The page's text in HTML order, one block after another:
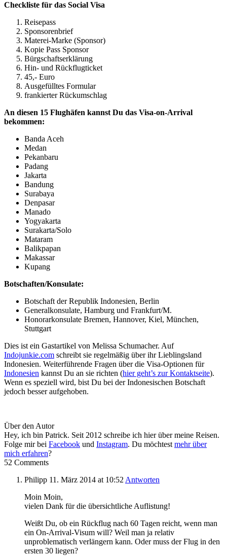
Checkliste für das Social Visa
Reisepass
Sponsorenbrief
Materei-Marke (Sponsor)
Kopie Pass Sponsor
Bürgschaftserklärung
Hin- und Rückflugticket
45,- Euro
Ausgefülltes Formular
frankierter Rückumschlag
An diesen 15 Flughäfen kannst Du das Visa-on-Arrival
bekommen:
Banda Aceh
Medan
Pekanbaru
Padang
Jakarta
Bandung
Surabaya
Denpasar
Manado
Yogyakarta
Surakarta/Solo
Mataram
Balikpapan
Makassar
Kupang
Botschaften/Konsulate:
Botschaft der Republik Indonesien, Berlin
Generalkonsulate, Hamburg und Frankfurt/M.
Honorarkonsulate Bremen, Hannover, Kiel, München,
Stuttgart
Dies ist ein Gastartikel von Melissa Schumacher. Auf
Indojunkie.com schreibt sie regelmäßig über ihr Lieblingsland
Indonesien. Weiterführende Fragen über die Visa-Optionen für
Indonesien kannst Du an sie richten (hier geht’s zur Kontaktseite).
Wenn es speziell wird, bist Du bei der Indonesischen Botschaft
jedoch besser aufgehoben.
Über den Autor
Hey, ich bin Patrick. Seit 2012 schreibe ich hier über meine Reisen.
Folge mir bei Facebook und Instagram. Du möchtest mehr über
mich erfahren?
52 Comments
Philipp 11. März 2014 at 10:52 Antworten
Moin Moin,
vielen Dank für die übersichtliche Auflistung!
Weißt Du, ob ein Rückflug nach 60 Tagen reicht, wenn man
ein On-Arrival-Visum will? Weil man ja relativ
unproblematisch verlängern kann. Oder muss der Flug in den
ersten 30 liegen?